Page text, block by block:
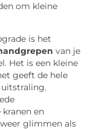
om kleine
is het
van je
Het is een kleine
geeft de hele
en
glimmen als